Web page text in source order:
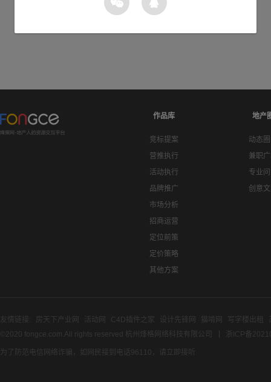
作品库
竞标提案
营推执行
活动执行
品牌推广
市场分析
招商运营
定位前策
定价策略
其他方案
地产
动态
兼职
专业
创意
友情链接: 房天下产业网 活动网 C4D插件之家 设计先锋网 猫啃网 写字楼出租
©2020 fongce.com.All rights reserved 杭州烽格网络科技有限公司
浙ICP备
为了防范电信网络诈骗，如网民接到电话96110，请立即接听